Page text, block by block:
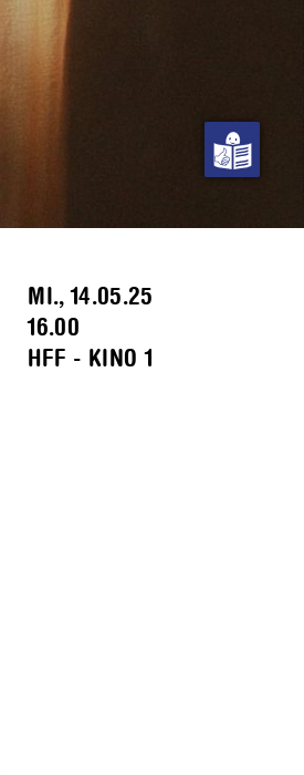
MI., 14.05.25
16.00
HFF - KINO 1